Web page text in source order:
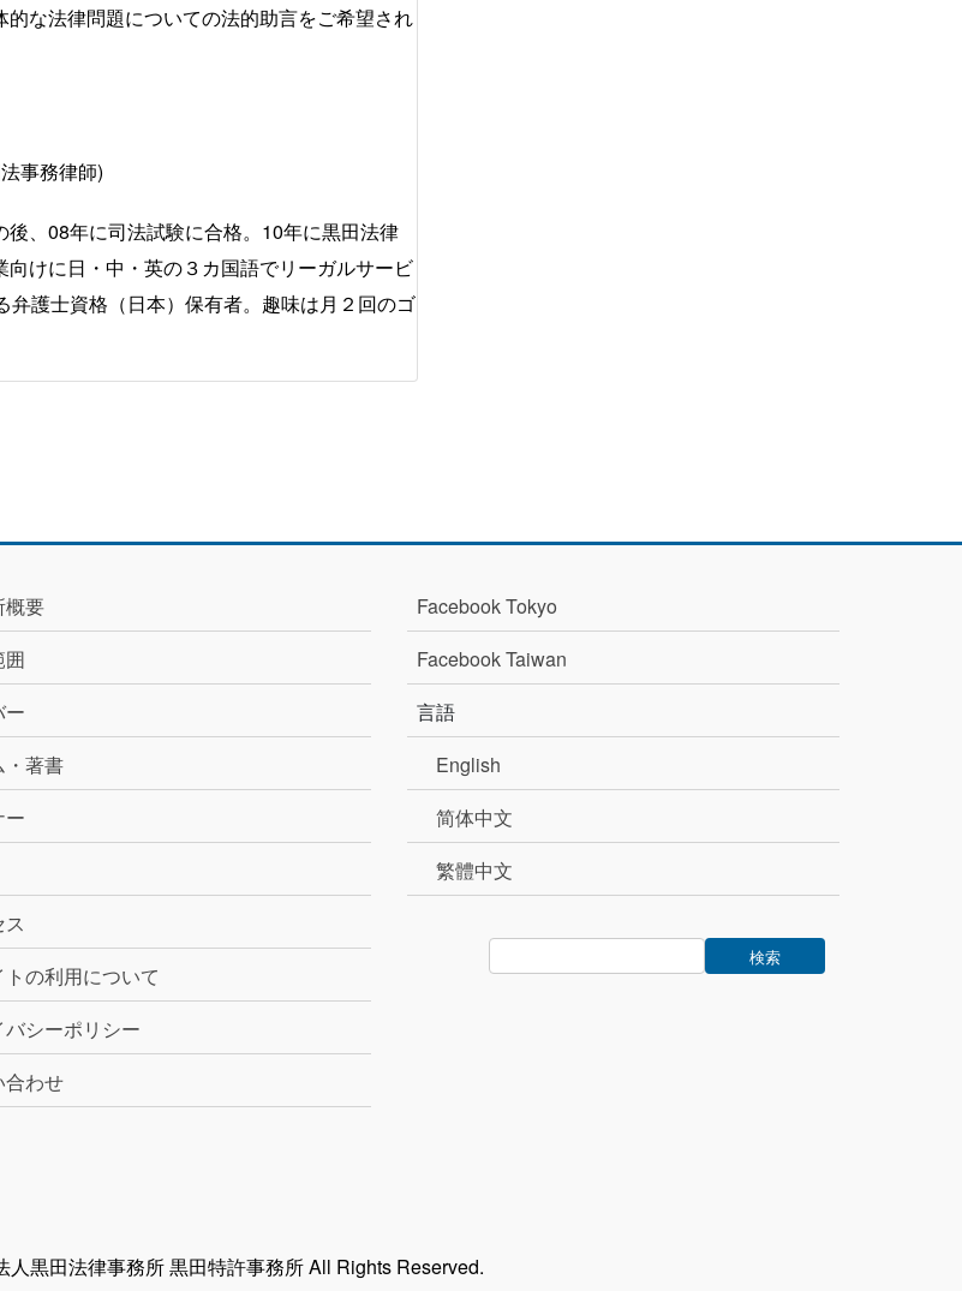
な法律問題についての法的助言をご希望され
事務律師)
、08年に司法試験に合格。10年に黒田法律
けに日・中・英の３カ国語でリーガルサービ
護士資格（日本）保有者。趣味は月２回のゴ
概要
囲
ー
・著書
ー
トの利用について
バシーポリシー
合わせ
Facebook Tokyo
Facebook Taiwan
言語
English
简体中文
繁體中文
黒田法律事務所 黒田特許事務所 All Rights Reserved.